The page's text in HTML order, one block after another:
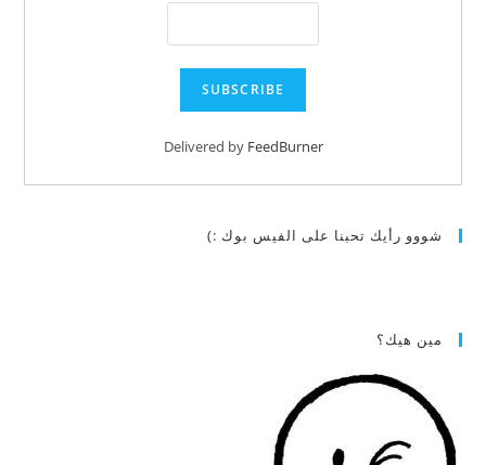
Delivered by FeedBurner
شووو رأيك تحبنا على الفيس بوك :)
مين هيك؟